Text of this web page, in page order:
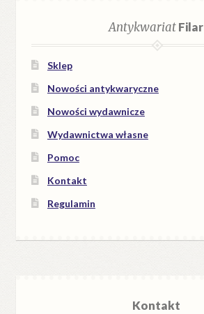
AntykwariatFilar
Sklep
Nowości antykwaryczne
Nowości wydawnicze
Wydawnictwa własne
Pomoc
Kontakt
Regulamin
Kontakt